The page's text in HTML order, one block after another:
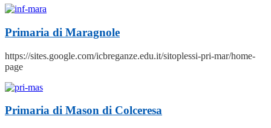
Primaria di Maragnole
https://sites.google.com/icbreganze.edu.it/sitoplessi-pri-mar/home-
page
Primaria di Mason di Colceresa